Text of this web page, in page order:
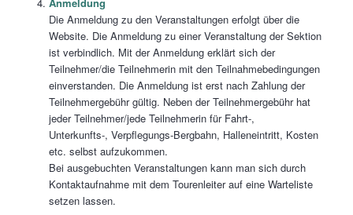
Die Anmeldung zu den Veranstaltungen erfolgt über die
Website. Die Anmeldung zu einer Veranstaltung der Sektion
ist verbindlich. Mit der Anmeldung erklärt sich der
Teilnehmer/die Teilnehmerin mit den Teilnahmebedingungen
einverstanden. Die Anmeldung ist erst nach Zahlung der
Teilnehmergebühr gültig. Neben der Teilnehmergebühr hat
jeder Teilnehmer/jede Teilnehmerin für Fahrt-,
Unterkunfts-, Verpflegungs-Bergbahn, Halleneintritt, Kosten
etc. selbst aufzukommen.
Bei ausgebuchten Veranstaltungen kann man sich durch
Kontaktaufnahme mit dem Tourenleiter auf eine Warteliste
setzen lassen.